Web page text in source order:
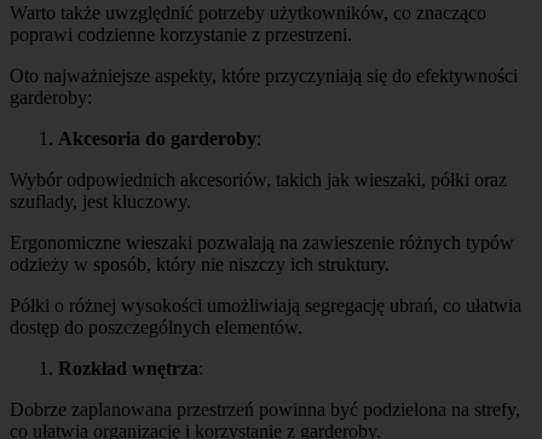
Warto także uwzględnić potrzeby użytkowników, co znacząco
poprawi codzienne korzystanie z przestrzeni.
Oto najważniejsze aspekty, które przyczyniają się do efektywności
garderoby:
Akcesoria do garderoby:
Wybór odpowiednich akcesoriów, takich jak wieszaki, półki oraz
szuflady, jest kluczowy.
Ergonomiczne wieszaki pozwalają na zawieszenie różnych typów
odzieży w sposób, który nie niszczy ich struktury.
Półki o różnej wysokości umożliwiają segregację ubrań, co ułatwia
dostęp do poszczególnych elementów.
Rozkład wnętrza:
Dobrze zaplanowana przestrzeń powinna być podzielona na strefy,
co ułatwia organizację i korzystanie z garderoby.